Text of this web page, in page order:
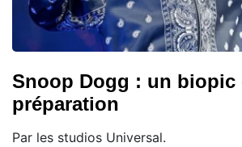
Snoop Dogg : un biopic
préparation
Par les studios Universal.